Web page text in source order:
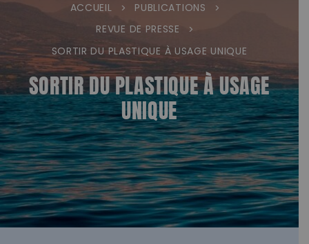
ACCUEIL > PUBLICATIONS
>
REVUE DE PRESSE
>
SORTIR DU PLASTIQUE À USAGE UNIQUE
SORTIR DU PLASTIQUE À USAGE
UNIQUE